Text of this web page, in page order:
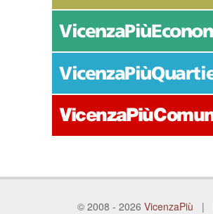
© 2008 - 2026 VicenzaPiù |